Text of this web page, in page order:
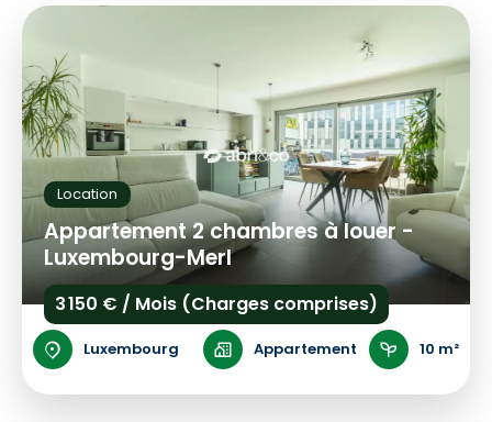
Location
Appartement 2 chambres à louer -
Luxembourg-Merl
3 150 € / Mois (Charges comprises)
Luxembourg Appartement 10 m²